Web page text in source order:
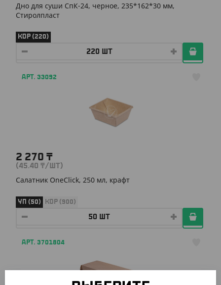
Дно для суши СпК-24, черное, 235*162*30 мм,
Стиролпласт
КОР (220)
АРТ. 33092
2 270 ₸
(45.40 ₸/ШТ)
Салатник OneClick, 250 мл, крафт
УП (50) КОР (900)
АРТ. 3701804